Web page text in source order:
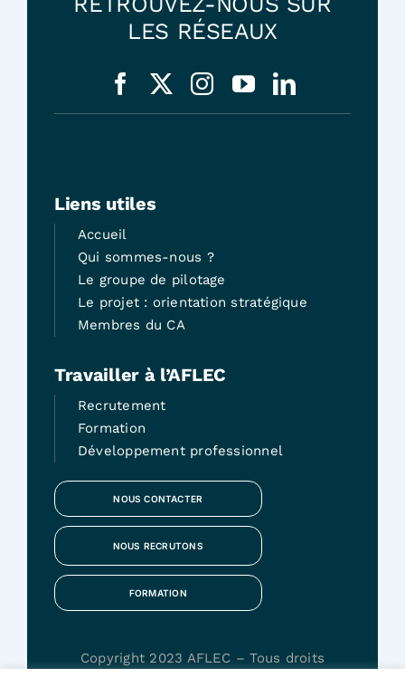
LES RÉSEAUX
Liens utiles
Accueil
Qui sommes-nous ?
Le groupe de pilotage
Le projet : orientation stratégique
Membres du CA
Travailler à l’AFLEC
Recrutement
Formation
Développement professionnel
NOUS CONTACTER
NOUS RECRUTONS
FORMATION
Copyright 2023 AFLEC – Tous droits